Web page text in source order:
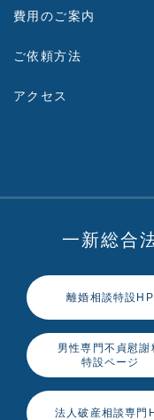
費用のご案内
ご依頼方法
アクセス
一新総合
離婚相談特設HP
男性専門不貞慰謝
特設ページ
法人破産相談専門